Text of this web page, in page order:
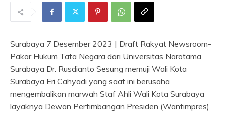
Surabaya 7 Desember 2023 | Draft Rakyat Newsroom-
Pakar Hukum Tata Negara dari Universitas Narotama
Surabaya Dr. Rusdianto Sesung memuji Wali Kota
Surabaya Eri Cahyadi yang saat ini berusaha
mengembalikan marwah Staf Ahli Wali Kota Surabaya
layaknya Dewan Pertimbangan Presiden (Wantimpres).